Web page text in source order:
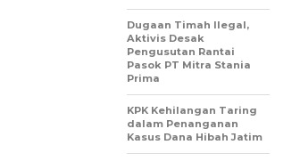
Dugaan Timah Ilegal,
Aktivis Desak
Pengusutan Rantai
Pasok PT Mitra Stania
Prima
KPK Kehilangan Taring
dalam Penanganan
Kasus Dana Hibah Jatim